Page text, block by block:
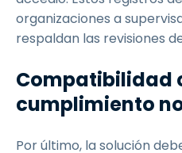
organizaciones a
respaldan las revisiones
Compatibilidad
cumplimiento
Por último, la solución